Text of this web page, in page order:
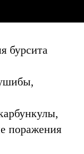
бурсита
поражения